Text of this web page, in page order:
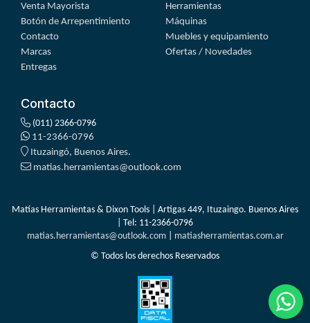
Venta Mayorista
Botón de Arrepentimiento
Contacto
Marcas
Entregas
Herramientas
Máquinas
Muebles y equipamiento
Ofertas / Novedades
Contacto
(011) 2366-0796
11-2366-0796
Ituzaingó, Buenos Aires.
matias.herramientas@outlook.com
Matías Herramientas & Dixon Tools | Artigas 449, Ituzaingo. Buenos Aires
| Tel: 11-2366-0796
matias.herramientas@outlook.com| matiasherramientas.com.ar
© Todos los derechos Reservados